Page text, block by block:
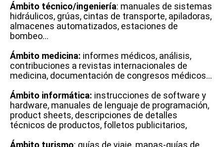
Ámbito técnico/ingeniería: manuales de sistemas
hidráulicos, grúas, cintas de transporte, apiladoras,
almacenes automatizados, estaciones de
bombeo…
Ámbito medicina: informes médicos, análisis,
contribuciones a revistas internacionales de
medicina, documentación de congresos médicos…
Ámbito informática: instrucciones de software y
hardware, manuales de lenguaje de programación,
product sheets, descripciones de detalles
técnicos de productos, folletos publicitarios,
Ámbito turismo: guías de viaje, mapas-guías de